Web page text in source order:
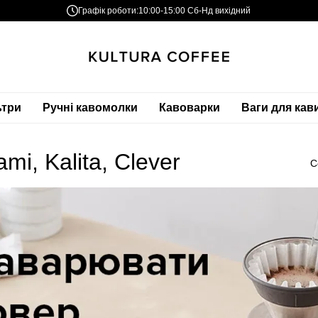
Графік роботи:10:00-15:00 Сб-Нд вихідний
Ручні кавомолки Кавоварки Ваги для
Kalita, Clever